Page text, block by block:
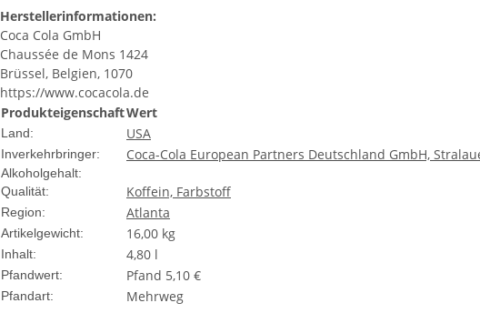
Herstellerinformationen:
Coca Cola GmbH
Chaussée de Mons 1424
Brüssel, Belgien, 1070
https://www.cocacola.de
ProdukteigenschaftWert
Land: USA
Inverkehrbringer: Coca-Cola European Partners Deutschland GmbH,
Alkoholgehalt:
Qualität:
Koffein, Farbstoff
Region: Atlanta
Artikelgewicht: 16,00 kg
Inhalt: 4,80 l
Pfandwert: Pfand 5,10 €
Pfandart: Mehrweg